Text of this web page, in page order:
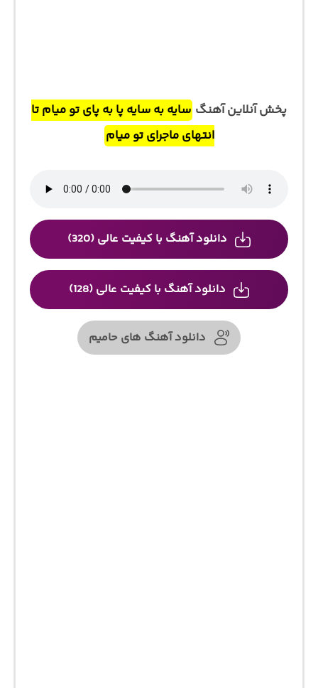
پخش آنلاین آهنگ سایه به سایه پا به پای تو میام تا
انتهای ماجرای تو میام
دانلود آهنگ با کیفیت عالی (320)
دانلود آهنگ با کیفیت عالی (128)
دانلود آهنگ های حامیم